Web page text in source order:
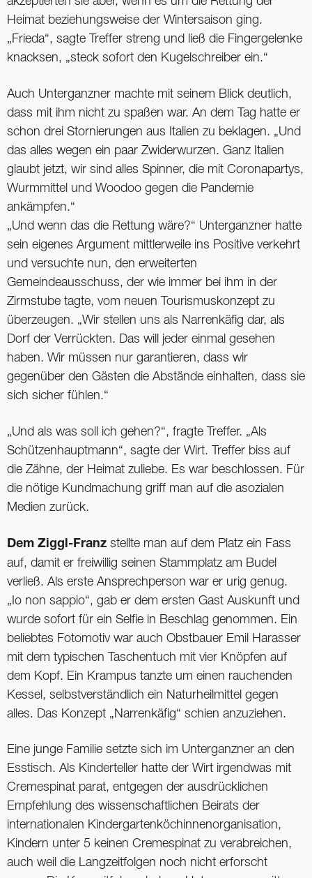
Heimat beziehungsweise der Wintersaison ging.
„Frieda“, sagte Treffer streng und ließ die Fingergelenke
knacksen, „steck sofort den Kugelschreiber ein.“
Auch Unterganzner machte mit seinem Blick deutlich,
dass mit ihm nicht zu spaßen war. An dem Tag hatte er
schon drei Stornierungen aus Italien zu beklagen. „Und
das alles wegen ein paar Zwiderwurzen. Ganz Italien
glaubt jetzt, wir sind alles Spinner, die mit Coronapartys,
Wurmmittel und Woodoo gegen die Pandemie
ankämpfen.“
„Und wenn das die Rettung wäre?“ Unterganzner hatte
sein eigenes Argument mittlerweile ins Positive verkehrt
und versuchte nun, den erweiterten
Gemeindeausschuss, der wie immer bei ihm in der
Zirmstube tagte, vom neuen Tourismuskonzept zu
überzeugen. „Wir stellen uns als Narrenkäfig dar, als
Dorf der Verrückten. Das will jeder einmal gesehen
haben. Wir müssen nur garantieren, dass wir
gegenüber den Gästen die Abstände einhalten, dass sie
sich sicher fühlen.“
„Und als was soll ich gehen?“, fragte Treffer. „Als
Schützenhauptmann“, sagte der Wirt. Treffer biss auf
die Zähne, der Heimat zuliebe. Es war beschlossen. Für
die nötige Kundmachung griff man auf die asozialen
Medien zurück.
Dem Ziggl-Franz stellte man auf dem Platz ein Fass
auf, damit er freiwillig seinen Stammplatz am Budel
verließ. Als erste Ansprechperson war er urig genug.
„Io non sappio“, gab er dem ersten Gast Auskunft und
wurde sofort für ein Selfie in Beschlag genommen. Ein
beliebtes Fotomotiv war auch Obstbauer Emil Harasser
mit dem typischen Taschentuch mit vier Knöpfen auf
dem Kopf. Ein Krampus tanzte um einen rauchenden
Kessel, selbstverständlich ein Naturheilmittel gegen
alles. Das Konzept „Narrenkäfig“ schien anzuziehen.
Eine junge Familie setzte sich im Unterganzner an den
Esstisch. Als Kinderteller hatte der Wirt irgendwas mit
Cremespinat parat, entgegen der ausdrücklichen
Empfehlung des wissenschaftlichen Beirats der
internationalen Kindergartenköchinnenorganisation,
Kindern unter 5 keinen Cremespinat zu verabreichen,
auch weil die Langzeitfolgen noch nicht erforscht